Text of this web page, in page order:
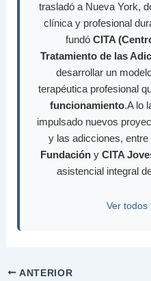
trasladó a Nueva York,
clínica y profesional
fundó CITA
Tratamiento de las
desarrollar un
terapéutica profesional
funcionamiento.A lo
impulsado nuevos
y las adicciones, entre
Fundación y CITA
asistencial integral
Ver todos
ANTERIOR